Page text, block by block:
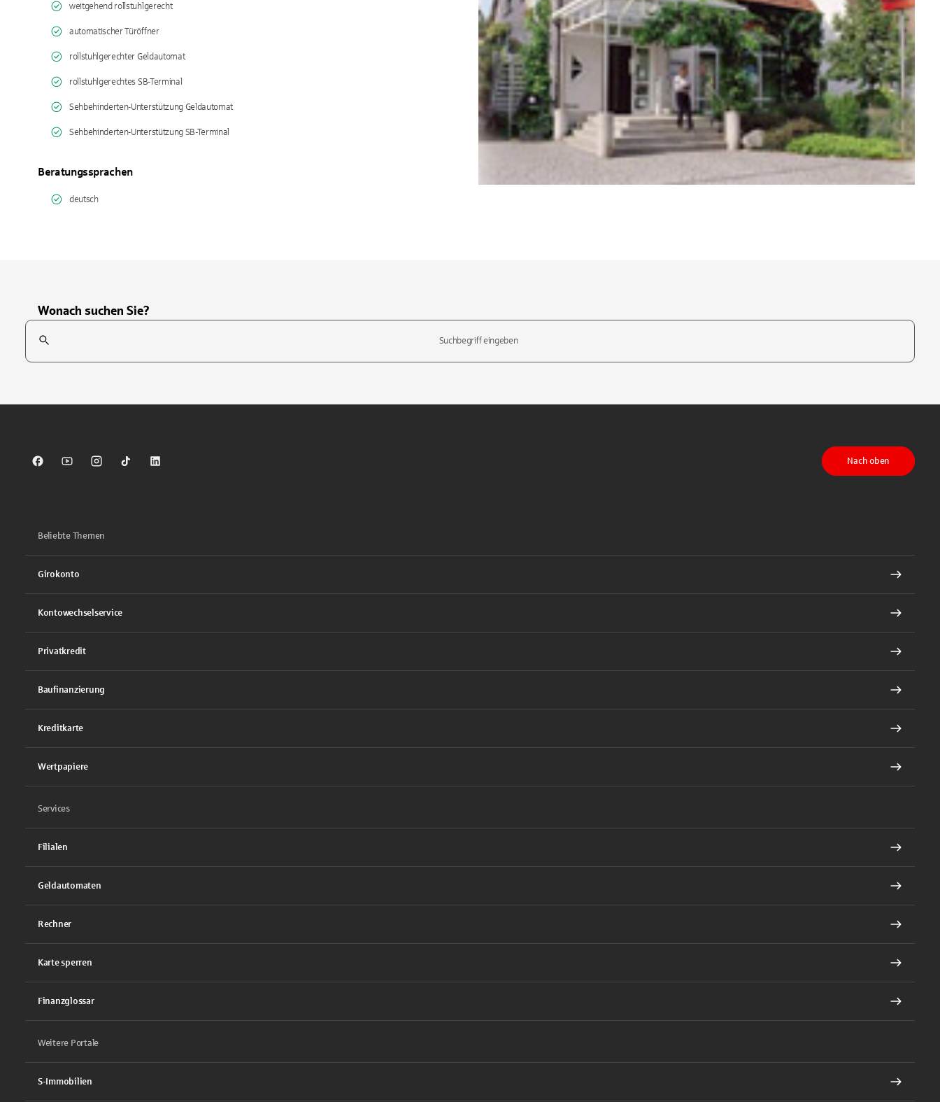
weitgehend rollstuhlgerecht
automatischer Türöffner
rollstuhlgerechter Geldautomat
rollstuhlgerechtes SB-Terminal
Sehbehinderten-Unterstützung Geldautomat
Sehbehinderten-Unterstützung SB-Terminal
Beratungssprachen
deutsch
Wonach suchen Sie?
Suchfeld
Sparkasse auf Facebook
Sparkasse auf Youtube
Sparkasse auf Instagram
Sparkasse auf TikTok
Sparkasse auf LinkedIn
Nach oben
Beliebte Themen
Girokonto
Kontowechselservice
Privatkredit
Baufinanzierung
Kreditkarte
Wertpapiere
Services
Filialen
Geldautomaten
Rechner
Karte sperren
Finanzglossar
Weitere Portale
S-Immobilien